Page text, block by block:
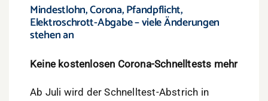
Mindestlohn, Corona, Pfandpflicht,
Elektroschrott-Abgabe – viele Änderungen
stehen an
Keine kostenlosen Corona-Schnelltests mehr
Ab Juli wird der Schnelltest-Abstrich in